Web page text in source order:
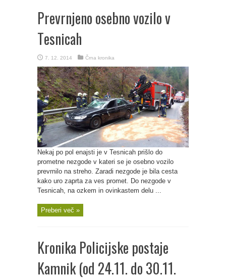
Prevrnjeno osebno vozilo v
Tesnicah
7. 12. 2014 Črna kronika
Nekaj po pol enajsti je v Tesnicah prišlo do
prometne nezgode v kateri se je osebno vozilo
prevrnilo na streho. Zaradi nezgode je bila cesta
kako uro zaprta za ves promet. Do nezgode v
Tesnicah, na ozkem in ovinkastem delu ...
Preberi več »
Kronika Policijske postaje
Kamnik (od 24.11. do 30.11.